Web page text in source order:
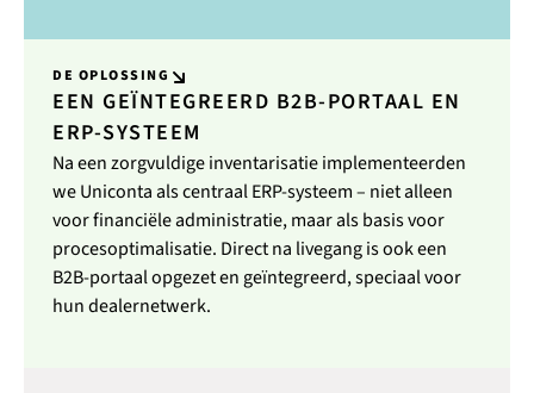
DE OPLOSSING
EEN GEÏNTEGREERD B2B-PORTAAL EN
ERP-SYSTEEM
Na een zorgvuldige inventarisatie implementeerden
we Uniconta als centraal ERP-systeem – niet alleen
voor financiële administratie, maar als basis voor
procesoptimalisatie. Direct na livegang is ook een
B2B-portaal opgezet en geïntegreerd, speciaal voor
hun dealernetwerk.